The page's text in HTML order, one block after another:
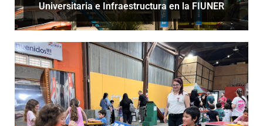
Universitaria e Infraestructura en la FIUNER